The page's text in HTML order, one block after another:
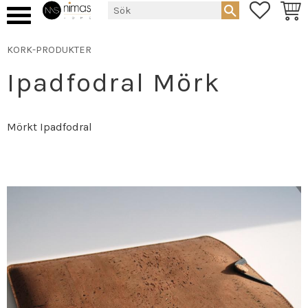
KORK-PRODUKTER
Ipadfodral Mörk
Mörkt Ipadfodral